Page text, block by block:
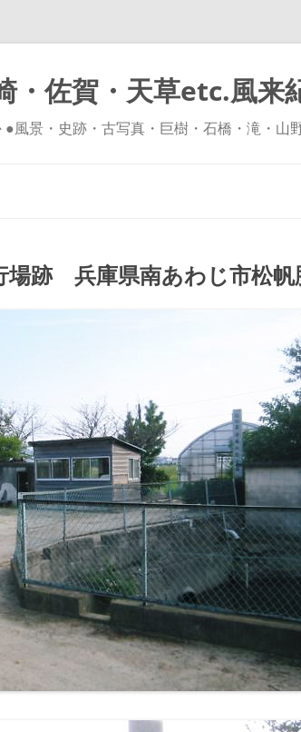
・佐賀・天草etc.風来
風景・史跡・古写真・巨樹・石橋・滝・山
ッ
プ
場跡 兵庫県南あわじ市松帆